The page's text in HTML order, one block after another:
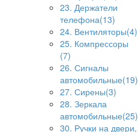
23. Держатели
телефона(13)
24. Вентиляторы(4)
25. Компрессоры
(7)
26. Сигналы
автомобильные(19)
27. Сирены(3)
28. Зеркала
автомобильные(25)
30. Ручки на двери,